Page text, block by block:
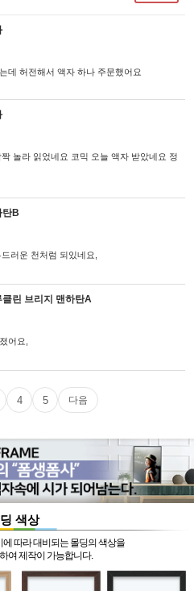
데 허전해서 액자 하나 주문했어요
놀라 읽었네요 코믹 오늘 액자 받았네요 정
탄B
러운 천처럼 되있네요,
린 브리지 맨하탄A
어요,
4 5 다음
색상
따라 대비되는 몰딩의 색상을
여 제작이 가능합니다.